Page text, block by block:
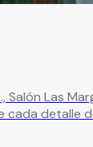
cada detalle